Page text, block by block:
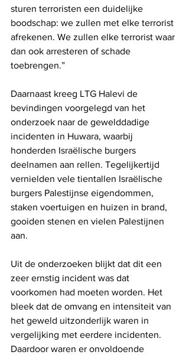
sturen terroristen een duidelijke
boodschap: we zullen met elke terrorist
afrekenen. We zullen elke terrorist waar
dan ook arresteren of schade
toebrengen.”
Daarnaast kreeg LTG Halevi de
bevindingen voorgelegd van het
onderzoek naar de gewelddadige
incidenten in Huwara, waarbij
honderden Israëlische burgers
deelnamen aan rellen. Tegelijkertijd
vernielden vele tientallen Israëlische
burgers Palestijnse eigendommen,
staken voertuigen en huizen in brand,
gooiden stenen en vielen Palestijnen
aan.
Uit de onderzoeken blijkt dat dit een
zeer ernstig incident was dat
voorkomen had moeten worden. Het
bleek dat de omvang en intensiteit van
het geweld uitzonderlijk waren in
vergelijking met eerdere incidenten.
Daardoor waren er onvoldoende